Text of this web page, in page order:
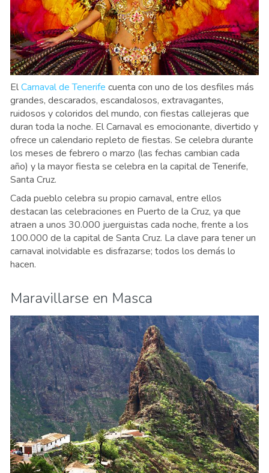
ElCarnaval de Tenerife cuenta con uno de los desfiles más
grandes, descarados, escandalosos, extravagantes,
ruidosos y coloridos del mundo, con fiestas callejeras que
duran toda la noche. El Carnaval es emocionante, divertido y
ofrece un calendario repleto de fiestas. Se celebra durante
los meses de febrero o marzo (las fechas cambian cada
año) y la mayor fiesta se celebra en la capital de Tenerife,
Santa Cruz.
Cada pueblo celebra su propio carnaval, entre ellos
destacan las celebraciones en Puerto de la Cruz, ya que
atraen a unos 30.000 juerguistas cada noche, frente a los
100.000 de la capital de Santa Cruz. La clave para tener un
carnaval inolvidable es disfrazarse; todos los demás lo
hacen.
Maravillarse en Masca